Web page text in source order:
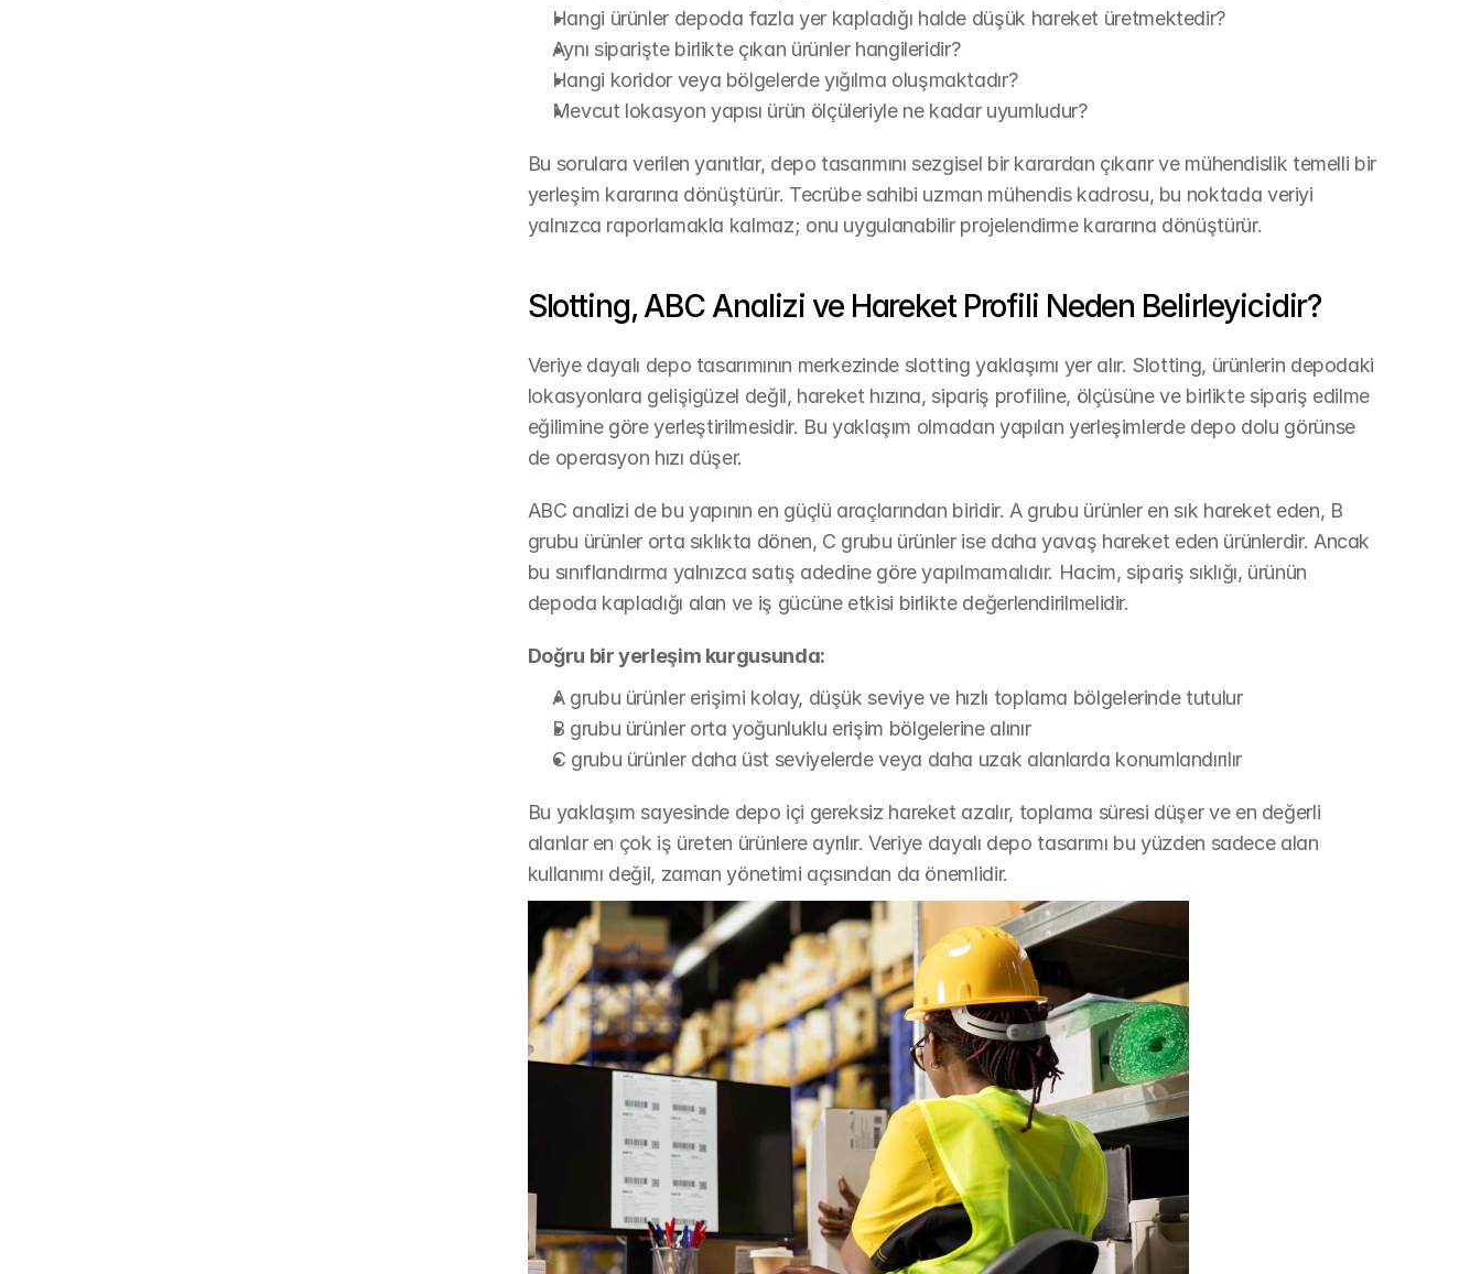
Hangi ürünler depoda fazla yer kapladığı halde düşük hareket üretmektedir?
Aynı siparişte birlikte çıkan ürünler hangileridir?
Hangi koridor veya bölgelerde yığılma oluşmaktadır?
Mevcut lokasyon yapısı ürün ölçüleriyle ne kadar uyumludur?
Bu sorulara verilen yanıtlar, depo tasarımını sezgisel bir karardan çıkarır ve mühendislik temelli bir
yerleşim kararına dönüştürür. Tecrübe sahibi uzman mühendis kadrosu, bu noktada veriyi
yalnızca raporlamakla kalmaz; onu uygulanabilir projelendirme kararına dönüştürür.
Slotting, ABC Analizi ve Hareket Profili Neden Belirleyicidir?
Veriye dayalı depo tasarımının merkezinde slotting yaklaşımı yer alır. Slotting, ürünlerin depodaki
lokasyonlara gelişigüzel değil, hareket hızına, sipariş profiline, ölçüsüne ve birlikte sipariş edilme
eğilimine göre yerleştirilmesidir. Bu yaklaşım olmadan yapılan yerleşimlerde depo dolu görünse
de operasyon hızı düşer.
ABC analizi de bu yapının en güçlü araçlarından biridir. A grubu ürünler en sık hareket eden, B
grubu ürünler orta sıklıkta dönen, C grubu ürünler ise daha yavaş hareket eden ürünlerdir. Ancak
bu sınıflandırma yalnızca satış adedine göre yapılmamalıdır. Hacim, sipariş sıklığı, ürünün
depoda kapladığı alan ve iş gücüne etkisi birlikte değerlendirilmelidir.
Doğru bir yerleşim kurgusunda:
A grubu ürünler erişimi kolay, düşük seviye ve hızlı toplama bölgelerinde tutulur
B grubu ürünler orta yoğunluklu erişim bölgelerine alınır
C grubu ürünler daha üst seviyelerde veya daha uzak alanlarda konumlandırılır
Bu yaklaşım sayesinde depo içi gereksiz hareket azalır, toplama süresi düşer ve en değerli
alanlar en çok iş üreten ürünlere ayrılır. Veriye dayalı depo tasarımı bu yüzden sadece alan
kullanımı değil, zaman yönetimi açısından da önemlidir.